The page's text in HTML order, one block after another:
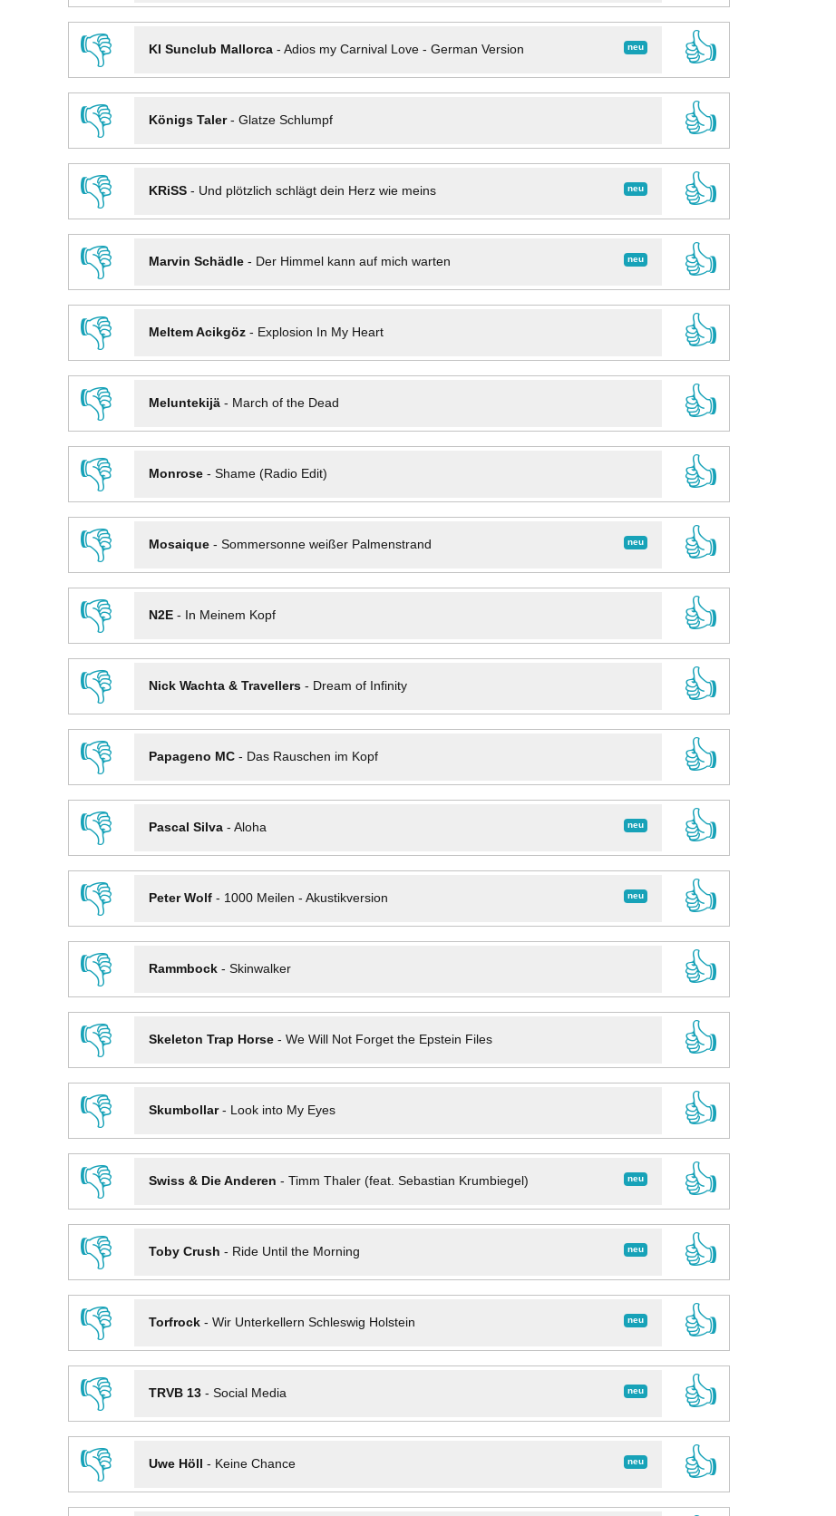
👎
neu
KI Sunclub Mallorca- Adios my Carnival Love - German Version
👍
👎
Königs Taler- Glatze Schlumpf
👍
👎
neu
KRiSS- Und plötzlich schlägt dein Herz wie meins
👍
👎
neu
Marvin Schädle- Der Himmel kann auf mich warten
👍
👎
Meltem Acikgöz- Explosion In My Heart
👍
👎
Meluntekijä- March of the Dead
👍
👎
Monrose- Shame (Radio Edit)
👍
👎
neu
Mosaique- Sommersonne weißer Palmenstrand
👍
👎
N2E- In Meinem Kopf
👍
👎
Nick Wachta & Travellers- Dream of Infinity
👍
👎
Papageno MC- Das Rauschen im Kopf
👍
👎
neu
Pascal Silva- Aloha
👍
👎
neu
Peter Wolf- 1000 Meilen - Akustikversion
👍
👎
Rammbock- Skinwalker
👍
👎
Skeleton Trap Horse- We Will Not Forget the Epstein Files
👍
👎
Skumbollar- Look into My Eyes
👍
👎
neu
Swiss & Die Anderen - Timm Thaler (feat. Sebastian Krumbiegel)
👍
👎
neu
Toby Crush - Ride Until the Morning
👍
👎
neu
Torfrock- Wir Unterkellern Schleswig Holstein
👍
👎
neu
TRVB 13- Social Media
👍
👎
neu
Uwe Höll - Keine Chance
👍